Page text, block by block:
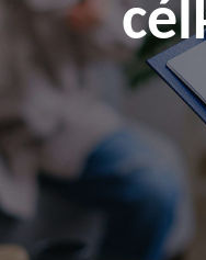
Kapcsolat